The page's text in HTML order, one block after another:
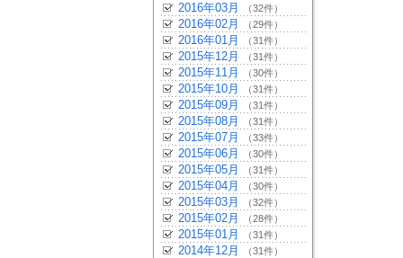
2016年03月 （32件）
2016年02月 （29件）
2016年01月 （31件）
2015年12月 （31件）
2015年11月 （30件）
2015年10月 （31件）
2015年09月 （31件）
2015年08月 （31件）
2015年07月 （33件）
2015年06月 （30件）
2015年05月 （31件）
2015年04月 （30件）
2015年03月 （32件）
2015年02月 （28件）
2015年01月 （31件）
2014年12月 （31件）